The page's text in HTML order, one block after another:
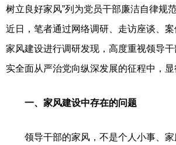
树立良好家风”列为党员干部廉洁自律规
近日，笔者通过网络调研、走访座谈、
家风建设进行调研发现，高度重视领导
实全面从严治党向纵深发展的征程中，显
一、家风建设中存在的问题
领导干部的家风，不是个人小事、家